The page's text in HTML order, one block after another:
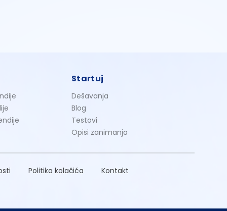
Startuj
Dešavanja
Blog
Testovi
Opisi zanimanja
Politika kolačića Kontakt